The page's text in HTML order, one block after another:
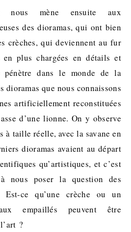
nous mène ensuite aux
des dioramas, qui ont bien
crèches, qui deviennent au fur
plus chargées en détails et
pénètre dans le monde de la
dioramas que nous connaissons
artificiellement reconstituées
d’une lionne. On y observe
à taille réelle, avec la savane en
dioramas avaient au départ
qu’artistiques, et c’est
nous poser la question des
Est-ce qu’une crèche ou un
empaillés peuvent être
?